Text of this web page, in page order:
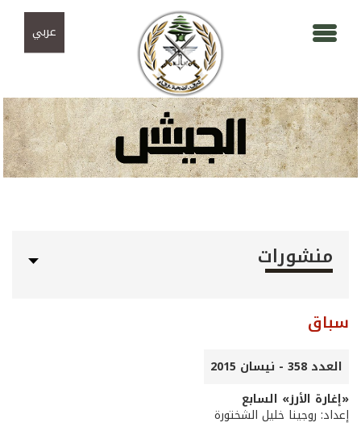
عربي
منشورات
سباق
العدد 358 - نيسان 2015
«إغارة الأرز» السابع
إعداد: روجينا خليل الشختورة